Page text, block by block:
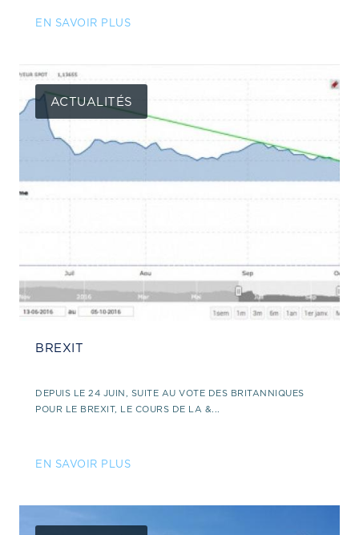
EN SAVOIR PLUS
ACTUALITÉS
BREXIT
DEPUIS LE 24 JUIN, SUITE AU VOTE DES BRITANNIQUES
POUR LE BREXIT, LE COURS DE LA &...
EN SAVOIR PLUS